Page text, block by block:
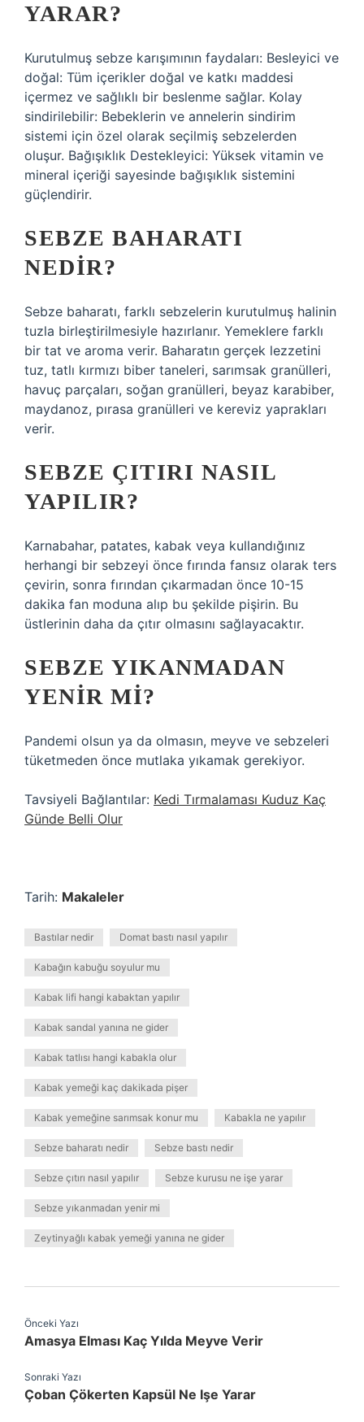
YARAR?
Kurutulmuş sebze karışımının faydaları: Besleyici ve
doğal: Tüm içerikler doğal ve katkı maddesi
içermez ve sağlıklı bir beslenme sağlar. Kolay
sindirilebilir: Bebeklerin ve annelerin sindirim
sistemi için özel olarak seçilmiş sebzelerden
oluşur. Bağışıklık Destekleyici: Yüksek vitamin ve
mineral içeriği sayesinde bağışıklık sistemini
güçlendirir.
SEBZE BAHARATI
NEDIR?
Sebze baharatı, farklı sebzelerin kurutulmuş halinin
tuzla birleştirilmesiyle hazırlanır. Yemeklere farklı
bir tat ve aroma verir. Baharatın gerçek lezzetini
tuz, tatlı kırmızı biber taneleri, sarımsak granülleri,
havuç parçaları, soğan granülleri, beyaz karabiber,
maydanoz, pırasa granülleri ve kereviz yaprakları
verir.
SEBZE ÇITIRI NASIL
YAPILIR?
Karnabahar, patates, kabak veya kullandığınız
herhangi bir sebzeyi önce fırında fansız olarak ters
çevirin, sonra fırından çıkarmadan önce 10-15
dakika fan moduna alıp bu şekilde pişirin. Bu
üstlerinin daha da çıtır olmasını sağlayacaktır.
SEBZE YIKANMADAN
YENIR MI?
Pandemi olsun ya da olmasın, meyve ve sebzeleri
tüketmeden önce mutlaka yıkamak gerekiyor.
Tavsiyeli Bağlantılar: Kedi Tırmalaması Kuduz Kaç
Günde Belli Olur
Tarih: Makaleler
Bastılar nedir Domat bastı nasıl yapılır
Kabağın kabuğu soyulur mu
Kabak lifi hangi kabaktan yapılır
Kabak sandal yanına ne gider
Kabak tatlısı hangi kabakla olur
Kabak yemeği kaç dakikada pişer
Kabak yemeğine sarımsak konur mu Kabakla ne yapılır
Sebze baharatı nedir Sebze bastı nedir
Sebze çıtırı nasıl yapılır Sebze kurusu ne işe yarar
Sebze yıkanmadan yenir mi
Zeytinyağlı kabak yemeği yanına ne gider
Önceki Yazı
Amasya Elması Kaç Yılda Meyve Verir
Sonraki Yazı
Çoban Çökerten Kapsül Ne Işe Yarar